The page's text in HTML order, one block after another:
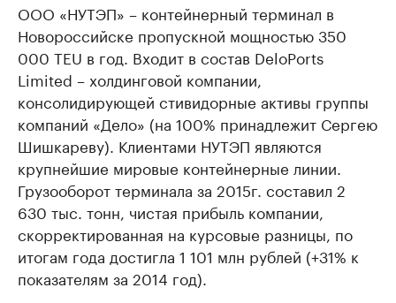
ООО «НУТЭП» – контейнерный терминал в
Новороссийске пропускной мощностью 350
000 TEU в год. Входит в состав DeloPorts
Limited – холдинговой компании,
консолидирующей стивидорные активы группы
компаний «Дело» (на 100% принадлежит Сергею
Шишкареву). Клиентами НУТЭП являются
крупнейшие мировые контейнерные линии.
Грузооборот терминала за 2015г. составил 2
630 тыс. тонн, чистая прибыль компании,
скорректированная на курсовые разницы, по
итогам года достигла 1 101 млн рублей (+31% к
показателям за 2014 год).